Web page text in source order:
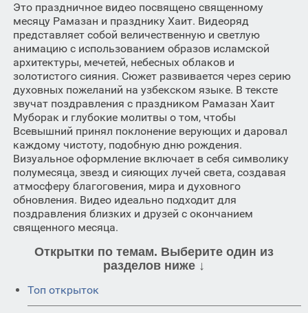
Это праздничное видео посвящено священному
месяцу Рамазан и празднику Хаит. Видеоряд
представляет собой величественную и светлую
анимацию с использованием образов исламской
архитектуры, мечетей, небесных облаков и
золотистого сияния. Сюжет развивается через серию
духовных пожеланий на узбекском языке. В тексте
звучат поздравления с праздником Рамазан Хаит
Муборак и глубокие молитвы о том, чтобы
Всевышний принял поклонение верующих и даровал
каждому чистоту, подобную дню рождения.
Визуальное оформление включает в себя символику
полумесяца, звезд и сияющих лучей света, создавая
атмосферу благоговения, мира и духовного
обновления. Видео идеально подходит для
поздравления близких и друзей с окончанием
священного месяца.
Открытки по темам. Выберите один из
разделов ниже ↓
Топ открыток